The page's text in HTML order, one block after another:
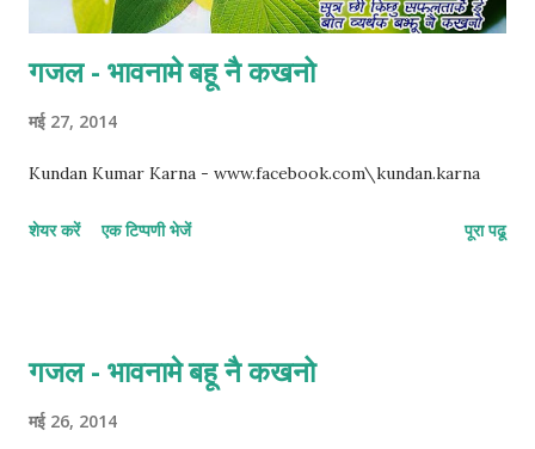
गजल - भावनामे बहू नै कखनो
मई 27, 2014
Kundan Kumar Karna - www.facebook.com\kundan.karna
शेयर करें एक टिप्पणी भेजें पूरा पढू
गजल - भावनामे बहू नै कखनो
मई 26, 2014